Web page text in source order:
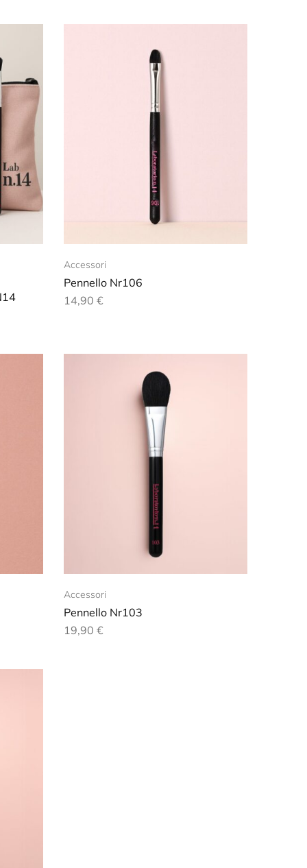
Accessori
Pennello Nr106
14,90€
Accessori
Pennello Nr103
19,90€